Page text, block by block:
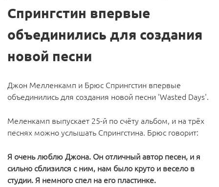
Спрингстин впервые
объединились для создания
новой песни
Джон Мелленкамп и Брюс Спрингстин впервые
объединились для создания новой песни 'Wasted Days'.
Меленкамп выпускает 25-й по счёту альбом, и на трёх
песнях можно услышать Спрингстина. Брюс говорит:
Я очень люблю Джона. Он отличный автор песен, и я
сильно сблизился с ним, нам было круто и весело в
студии. Я немного спел на его пластинке.